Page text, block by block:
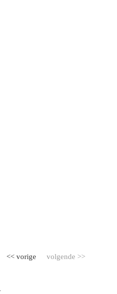
volgende >>
<< vorige